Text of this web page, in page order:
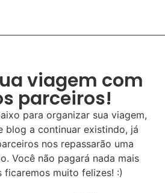
viagem com
parceiros!
para organizar sua viagem,
blog a continuar existindo, já
nos repassarão uma
Você não pagará nada mais
ficaremos muito felizes! :)